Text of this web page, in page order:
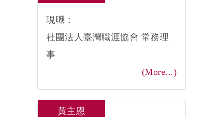
現職：
社團法人臺灣職涯協會 常務理
事
(More...)
黃主恩